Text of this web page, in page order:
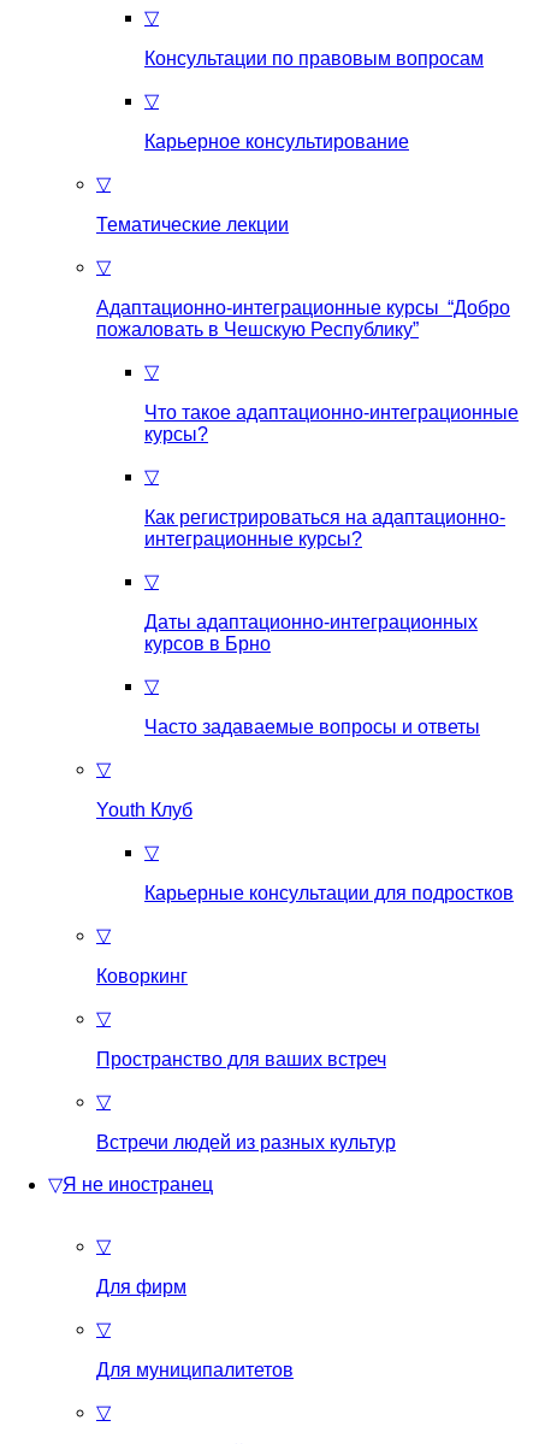
▽
Консультации по правовым вопросам
▽
Карьерное консультирование
▽
Тематические лекции
▽
Адаптационно-интеграционные курсы “Добро
пожаловать в Чешскую Республику”
▽
Что такое aдаптационно-интеграционные
курсы?
▽
Как регистрироваться на aдаптационно-
интеграционные курсы?
▽
Даты адаптационно-интеграционных
курсов в Брно
▽
Часто задаваемые вопросы и ответы
▽
Youth Клуб
▽
Карьерные консультации для подростков
▽
Коворкинг
▽
Пространство для ваших встреч
▽
Встречи людей из разных культур
▽Я не иностранец
▽
Для фирм
▽
Для муниципалитетов
▽